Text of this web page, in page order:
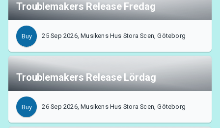
Troublemakers Release Fredag
Buy 25 Sep 2026, Musikens Hus Stora Scen, Göteborg
Troublemakers Release Lördag
Buy 26 Sep 2026, Musikens Hus Stora Scen, Göteborg